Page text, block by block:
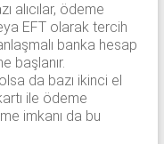
alıcılar, ödeme
EFT olarak tercih
banka hesap
başlanır.
da bazı ikinci el
ile ödeme
imkanı da bu